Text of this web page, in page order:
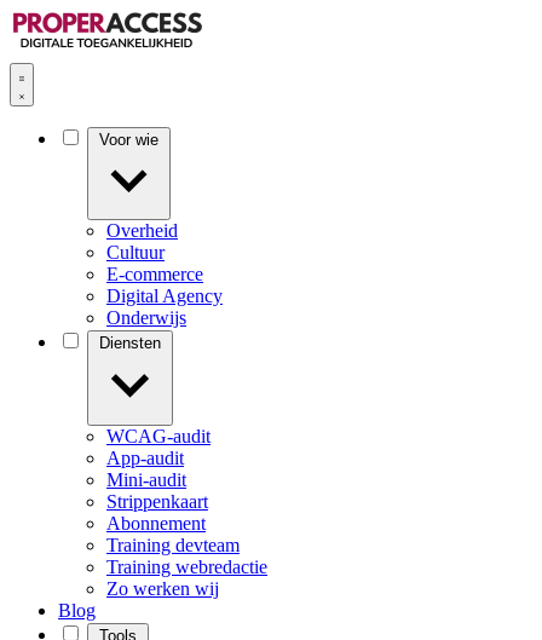
Overheid
Cultuur
E-commerce
Digital Agency
Onderwijs
WCAG-audit
App-audit
Mini-audit
Strippenkaart
Abonnement
Training devteam
Training webredactie
Zo werken wij
Blog